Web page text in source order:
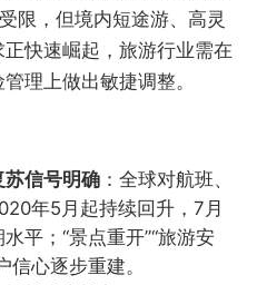
限，但境内短途游、高灵
快速崛起，旅游行业需在
理上做出敏捷调整。
信号明确：全球对航班、
年5月起持续回升，7月
平；“景点重开”“旅游安
心逐步重建。